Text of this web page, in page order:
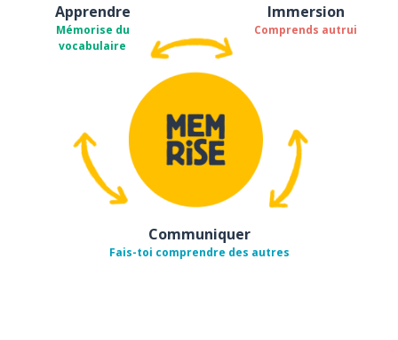
Apprendre
Mémorise du
vocabulaire
Immersion
Comprends autrui
Communiquer
Fais-toi comprendre des autres